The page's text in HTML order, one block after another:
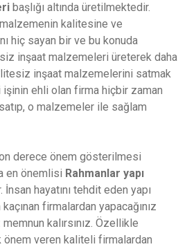
başlığı altında üretilmektedir.
malzemenin kalitesine ve
hiç sayan bir ve bu konuda
inşaat malzemeleri üreterek daha
inşaat malzemelerini satmak
işinin ehli olan firma hiçbir zaman
o malzemeler ile sağlam
derece önem gösterilmesi
en önemlisi Rahmanlar yapı
İnsan hayatını tehdit eden yapı
firmalardan yapacağınız
kalırsınız. Özellikle
önem veren kaliteli firmalardan